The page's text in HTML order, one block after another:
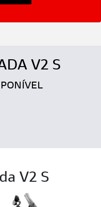
V2 S
V2 S